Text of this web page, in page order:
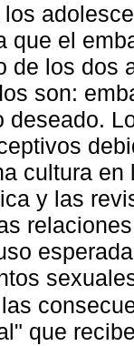
que el
de los dos
son:
deseado.
cultura
y las
que